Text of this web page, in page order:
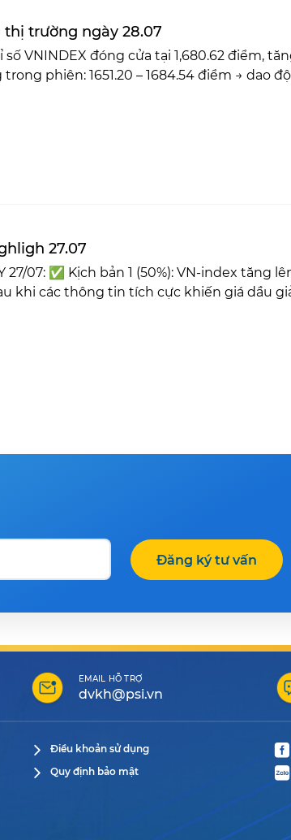
thị trường ngày 28.07
số VNINDEX đóng cửa tại 1,680.62 điểm, tăng
phiên: 1651.20 – 1684.54 điểm → dao
27.07
27/07: ✅ Kịch bản 1 (50%): VN-index tăng
khi các thông tin tích cực khiến giá dầu
Đăng ký tư vấn
EMAIL HỖ TRỢ
dvkh@psi.vn
Điều khoản sử dụng
Quy định bảo mật